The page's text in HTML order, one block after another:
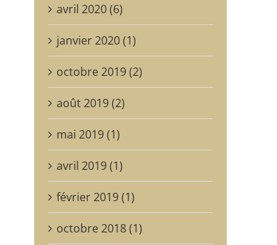
avril 2020 (6)
janvier 2020 (1)
octobre 2019 (2)
août 2019 (2)
mai 2019 (1)
avril 2019 (1)
février 2019 (1)
octobre 2018 (1)